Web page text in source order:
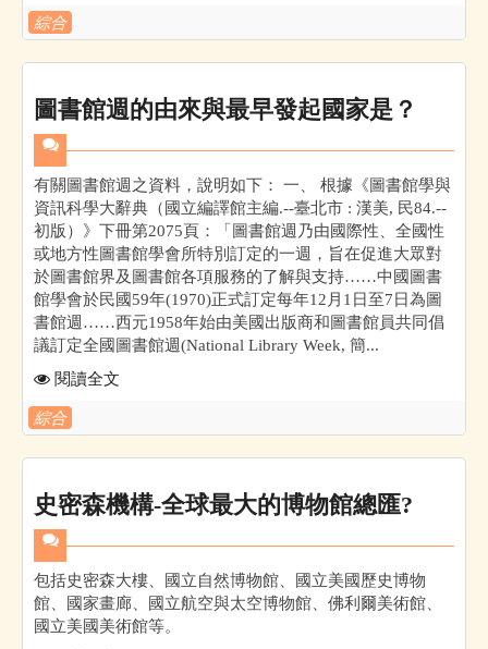
綜合
圖書館週的由來與最早發起國家是？
有關圖書館週之資料，說明如下： 一、 根據《圖書館學與
資訊科學大辭典（國立編譯館主編.--臺北市 : 漢美, 民84.--
初版）》下冊第2075頁：「圖書館週乃由國際性、全國性
或地方性圖書館學會所特別訂定的一週，旨在促進大眾對
於圖書館界及圖書館各項服務的了解與支持……中國圖書
館學會於民國59年(1970)正式訂定每年12月1日至7日為圖
書館週……西元1958年始由美國出版商和圖書館員共同倡
議訂定全國圖書館週(National Library Week, 簡...
閱讀全文
綜合
史密森機構-全球最大的博物館總匯?
包括史密森大樓、國立自然博物館、國立美國歷史博物
館、國家畫廊、國立航空與太空博物館、佛利爾美術館、
國立美國美術館等。